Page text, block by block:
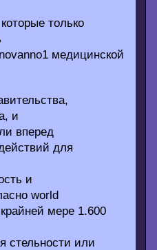
только
медицинской
и
вперед
для
и
world
мере 1.600
стельности или